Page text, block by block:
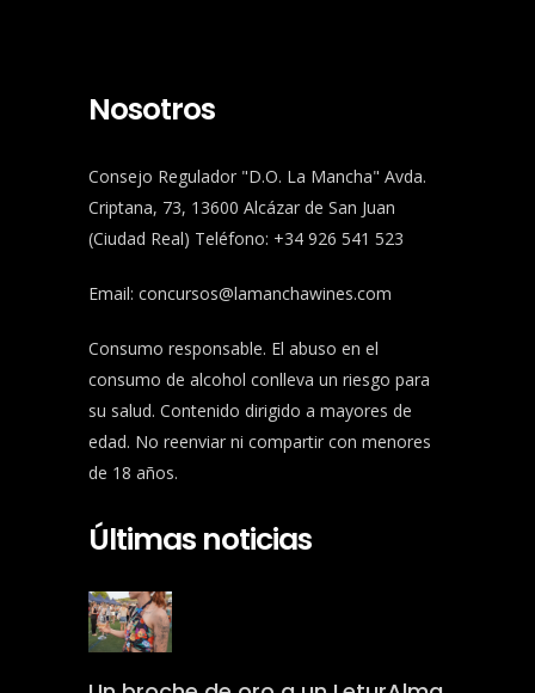
Nosotros
Consejo Regulador "D.O. La Mancha" Avda.
Criptana, 73, 13600 Alcázar de San Juan
(Ciudad Real) Teléfono: +34 926 541 523
Email: concursos@lamanchawines.com
Consumo responsable. El abuso en el
consumo de alcohol conlleva un riesgo para
su salud. Contenido dirigido a mayores de
edad. No reenviar ni compartir con menores
de 18 años.
Últimas noticias